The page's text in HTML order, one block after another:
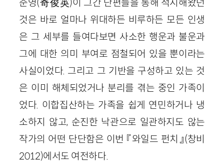
준영(奇俊英)이 그간 단편들을 통해 적시해왔던
것은 바로 얼마나 위대하든 비루하든 모든 인생
은 그 세부를 들여다보면 사소한 행운과 불운과
그에 대한 의미 부여로 점철되어 있을 뿐이라는
사실이었다. 그리고 그 기반을 구성하고 있는 것
은 이미 해체되었거나 분리를 겪는 중인 가족이
었다. 이합집산하는 가족을 쉽게 연민하거나 냉
소하지 않고, 순진한 낙관으로 일관하지도 않는
작가의 어떤 단단함은 이번 『와일드 펀치』(창비
2012)에서도 여전하다.